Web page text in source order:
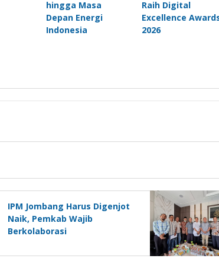
hingga Masa
Depan Energi
Indonesia
Raih Digital
Excellence
2026
IPM Jombang Harus Digenjot
Naik, Pemkab Wajib
Berkolaborasi